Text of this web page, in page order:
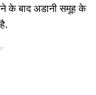
के बाद अडानी समूह के